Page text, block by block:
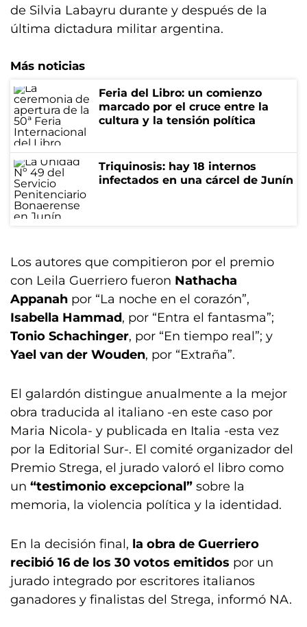
de Silvia Labayru durante y después de la
última dictadura militar argentina.
Más noticias
Feria del Libro: un comienzo
marcado por el cruce entre la
cultura y la tensión política
Triquinosis: hay 18 internos
infectados en una cárcel de Junín
Los autores que compitieron por el premio
con Leila Guerriero fueron Nathacha
Appanah por “La noche en el corazón”,
Isabella Hammad, por “Entra el fantasma”;
Tonio Schachinger, por “En tiempo real”; y
Yael van der Wouden, por “Extraña”.
El galardón distingue anualmente a la mejor
obra traducida al italiano -en este caso por
Maria Nicola- y publicada en Italia -esta vez
por la Editorial Sur-. El comité organizador del
Premio Strega, el jurado valoró el libro como
un “testimonio excepcional” sobre la
memoria, la violencia política y la identidad.
En la decisión final, la obra de Guerriero
recibió 16 de los 30 votos emitidos por un
jurado integrado por escritores italianos
ganadores y finalistas del Strega, informó NA.